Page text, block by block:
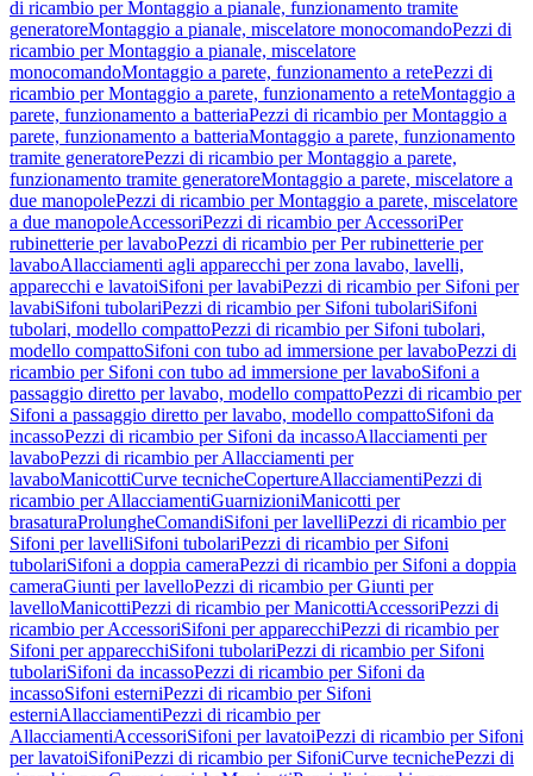
di ricambio per Montaggio a pianale, funzionamento tramite
generatoreMontaggio a pianale, miscelatore monocomandoPezzi di
ricambio per Montaggio a pianale, miscelatore
monocomandoMontaggio a parete, funzionamento a retePezzi di
ricambio per Montaggio a parete, funzionamento a reteMontaggio a
parete, funzionamento a batteriaPezzi di ricambio per Montaggio a
parete, funzionamento a batteriaMontaggio a parete, funzionamento
tramite generatorePezzi di ricambio per Montaggio a parete,
funzionamento tramite generatoreMontaggio a parete, miscelatore a
due manopolePezzi di ricambio per Montaggio a parete, miscelatore
a due manopoleAccessoriPezzi di ricambio per AccessoriPer
rubinetterie per lavaboPezzi di ricambio per Per rubinetterie per
lavaboAllacciamenti agli apparecchi per zona lavabo, lavelli,
apparecchi e lavatoiSifoni per lavabiPezzi di ricambio per Sifoni per
lavabiSifoni tubolariPezzi di ricambio per Sifoni tubolariSifoni
tubolari, modello compattoPezzi di ricambio per Sifoni tubolari,
modello compattoSifoni con tubo ad immersione per lavaboPezzi di
ricambio per Sifoni con tubo ad immersione per lavaboSifoni a
passaggio diretto per lavabo, modello compattoPezzi di ricambio per
Sifoni a passaggio diretto per lavabo, modello compattoSifoni da
incassoPezzi di ricambio per Sifoni da incassoAllacciamenti per
lavaboPezzi di ricambio per Allacciamenti per
lavaboManicottiCurve tecnicheCopertureAllacciamentiPezzi di
ricambio per AllacciamentiGuarnizioniManicotti per
brasaturaProlungheComandiSifoni per lavelliPezzi di ricambio per
Sifoni per lavelliSifoni tubolariPezzi di ricambio per Sifoni
tubolariSifoni a doppia cameraPezzi di ricambio per Sifoni a doppia
cameraGiunti per lavelloPezzi di ricambio per Giunti per
lavelloManicottiPezzi di ricambio per ManicottiAccessoriPezzi di
ricambio per AccessoriSifoni per apparecchiPezzi di ricambio per
Sifoni per apparecchiSifoni tubolariPezzi di ricambio per Sifoni
tubolariSifoni da incassoPezzi di ricambio per Sifoni da
incassoSifoni esterniPezzi di ricambio per Sifoni
esterniAllacciamentiPezzi di ricambio per
AllacciamentiAccessoriSifoni per lavatoiPezzi di ricambio per Sifoni
per lavatoiSifoniPezzi di ricambio per SifoniCurve tecnichePezzi di